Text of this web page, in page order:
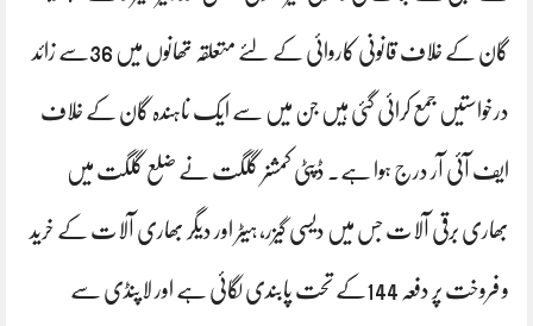
گان کے خلاف قانونی کاروائی کے لئے متعلقہ تھانوں میں 36سے زائد
درخواستیں جمع کرائی گئی ہیں جن میں سے ایک ناہندہ گان کے خلاف
ایف آئی آر درج ہوا ہے۔ ڈپٹی کمشنر گلگت نے ضلع گلگت میں
بھاری برقی آلات جس میں دیسی گیزر، ہیٹر اور دیگر بھاری آلات کے خرید
و فروخت پر دفعہ 144کے تحت پابندی لگائی ہے اور لاپنڈی سے